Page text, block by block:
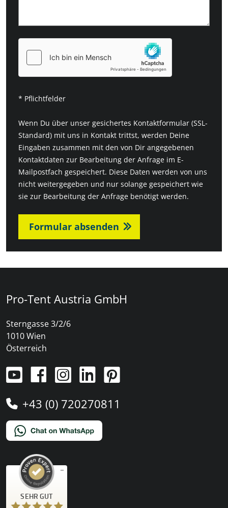
* Pflichtfelder
Wenn Du über unser gesichertes Kontaktformular (SSL-
Standard) mit uns in Kontakt trittst, werden Deine
Eingaben zusammen mit den von Dir angegebenen
Kontaktdaten zur Bearbeitung der Anfrage im E-
Mailpostfach gespeichert. Diese Daten werden von uns
nicht weitergegeben und nur solange gespeichert wie
sie zur Bearbeitung der Anfrage benötigt werden.
Formular absenden
Pro-Tent Austria GmbH
Sterngasse 3/2/6
1010 Wien
Österreich
+43 (0) 720270811
SEHR GUT
Kundenbewertungen und Erfahrungen zu
Profile
)